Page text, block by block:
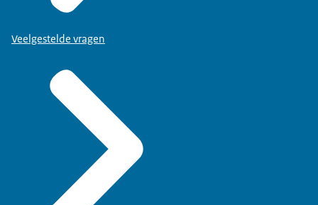
Veelgestelde vragen